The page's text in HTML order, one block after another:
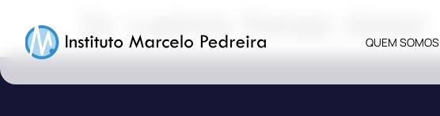
QUEM SOMOS
Dr. Laércio Tomaz Júnior